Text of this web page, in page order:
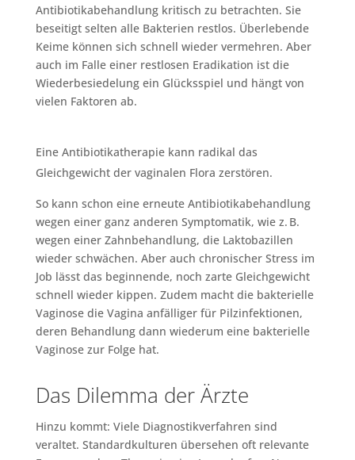
Antibiotikabehandlung kritisch zu betrachten. Sie
beseitigt selten alle Bakterien restlos. Überlebende
Keime können sich schnell wieder vermehren. Aber
auch im Falle einer restlosen Eradikation ist die
Wiederbesiedelung ein Glücksspiel und hängt von
vielen Faktoren ab.
Eine Antibiotikatherapie kann radikal das
Gleichgewicht der vaginalen Flora zerstören.
So kann schon eine erneute Antibiotikabehandlung
wegen einer ganz anderen Symptomatik, wie z. B.
wegen einer Zahnbehandlung, die Laktobazillen
wieder schwächen. Aber auch chronischer Stress im
Job lässt das beginnende, noch zarte Gleichgewicht
schnell wieder kippen. Zudem macht die bakterielle
Vaginose die Vagina anfälliger für Pilzinfektionen,
deren Behandlung dann wiederum eine bakterielle
Vaginose zur Folge hat.
Das Dilemma der Ärzte
Hinzu kommt: Viele Diagnostikverfahren sind
veraltet. Standardkulturen übersehen oft relevante